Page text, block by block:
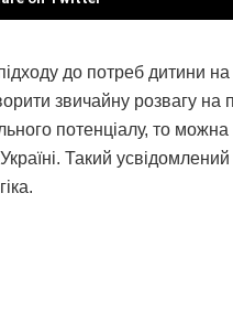
до потреб дитини
звичайну розвагу на
потенціалу, то можна
Такий усвідомлений